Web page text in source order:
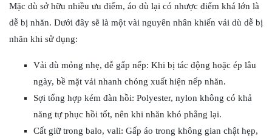
Mặc dù sở hữu nhiều ưu điểm, áo dù lại có nhược điểm khá lớn là
dễ bị nhăn. Dưới đây sẽ là một vài nguyên nhân khiến vải dù dễ bị
nhăn khi sử dụng:
Vải dù mỏng nhẹ, dễ gấp nếp: Khi bị tác động hoặc ép lâu
ngày, bề mặt vải nhanh chóng xuất hiện nếp nhăn.
Sợi tổng hợp kém đàn hồi: Polyester, nylon không có khả
năng tự phục hồi tốt, nên khi nhăn khó phẳng lại.
Cất giữ trong balo, vali: Gấp áo trong không gian chật hẹp,